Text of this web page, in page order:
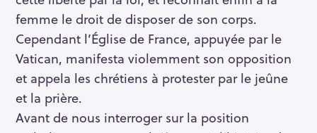
femme le droit de disposer de son corps.
Cependant l’Église de France, appuyée par le
Vatican, manifesta violemment son opposition
et appela les chrétiens à protester par le jeûne
et la prière.
Avant de nous interroger sur la position